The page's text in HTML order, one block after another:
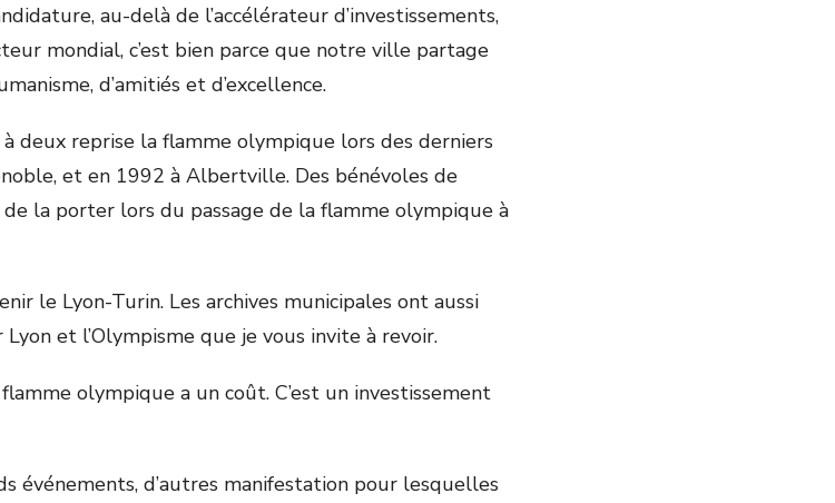
au-delà de l’accélérateur d’investissements,
mondial, c’est bien parce que notre ville partage
d’amitiés et d’excellence.
deux reprise la flamme olympique lors des derniers
et en 1992 à Albertville. Des bénévoles de
la porter lors du passage de la flamme olympique à
le Lyon-Turin. Les archives municipales ont aussi
et l’Olympisme que je vous invite à revoir.
olympique a un coût. C’est un investissement
événements, d’autres manifestation pour lesquelles